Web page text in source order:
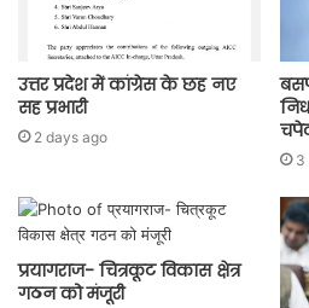
उत्तर प्रदेश में कांग्रेस के छह नए
सह प्रभारी
2 days ago
3
प्रयागराज- चित्रकूट विकास क्षेत्र
गठन को मंजूरी